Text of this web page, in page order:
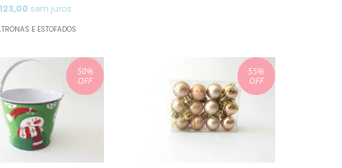
sem juros
E ESTOFADOS
50%
OFF
55%
OFF